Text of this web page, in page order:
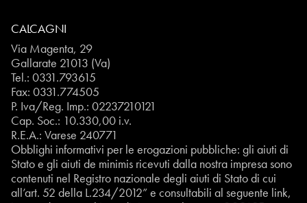
CALCAGNI
Via Magenta, 29
Gallarate 21013 (Va)
Tel.: 0331.793615
Fax: 0331.774505
P. Iva/Reg. Imp.: 02237210121
Cap. Soc.: 10.330,00 i.v.
R.E.A.: Varese 240771
Obblighi informativi per le erogazioni pubbliche: gli aiuti di
Stato e gli aiuti de minimis ricevuti dalla nostra impresa sono
contenuti nel Registro nazionale degli aiuti di Stato di cui
all’art. 52 della L.234/2012” e consultabili al seguente link,